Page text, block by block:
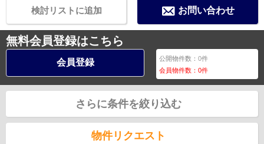
お問い合わせ
検討リストに追加
無料会員登録はこちら
会員登録 公開物件数：0件
会員物件数：0件
さらに条件を絞り込む
物件リクエスト